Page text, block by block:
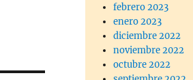
febrero 2023
enero 2023
diciembre 2022
noviembre 2022
octubre 2022